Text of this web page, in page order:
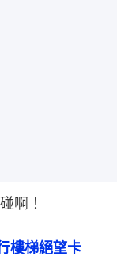
啊！
樓梯絕望卡